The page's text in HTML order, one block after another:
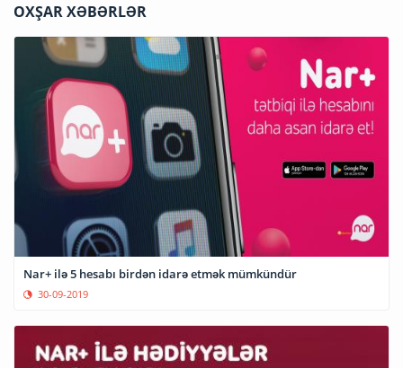
OXŞAR XƏBƏRLƏR
Nar+ ilə 5 hesabı birdən idarə etmək mümkündür
30-09-2019